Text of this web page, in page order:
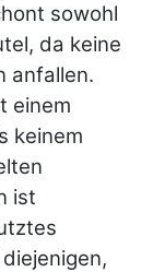
sowohl
da keine
anfallen.
einem
keinem
ist